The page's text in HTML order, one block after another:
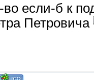
во если-б к
Петровича